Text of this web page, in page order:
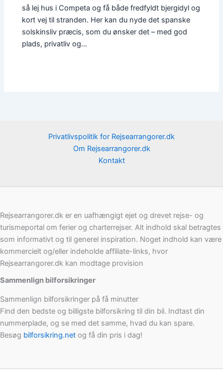
så lej hus i Competa og få både fredfyldt bjergidyl og
kort vej til stranden. Her kan du nyde det spanske
solskinsliv præcis, som du ønsker det – med god
plads, privatliv og…
Privatlivspolitik for Rejsearrangorer.dk
Om Rejsearrangorer.dk
Kontakt
Rejsearrangorer.dk er en uafhængigt ejet og drevet rejse- og
turismeportal om ferier og charterrejser. Alt indhold skal betragtes
som informativt og til generel inspiration. Noget indhold kan være
kommercielt og/eller indeholde affiliate-links, hvor
Rejsearrangorer.dk kan modtage provision
Sammenlign bilforsikringer
Sammenlign bilforsikringer på få minutter
Find den bedste og billigste bilforsikring til din bil. Indtast din
nummerplade, og se med det samme, hvad du kan spare.
Besøg bilforsikring.net og få din pris i dag!